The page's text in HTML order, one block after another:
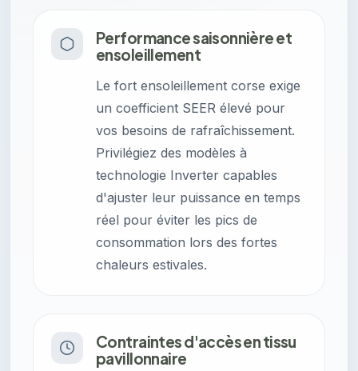
Performance saisonnière et
ensoleillement
Le fort ensoleillement corse exige
un coefficient SEER élevé pour
vos besoins de rafraîchissement.
Privilégiez des modèles à
technologie Inverter capables
d'ajuster leur puissance en temps
réel pour éviter les pics de
consommation lors des fortes
chaleurs estivales.
Contraintes d'accès en tissu
pavillonnaire